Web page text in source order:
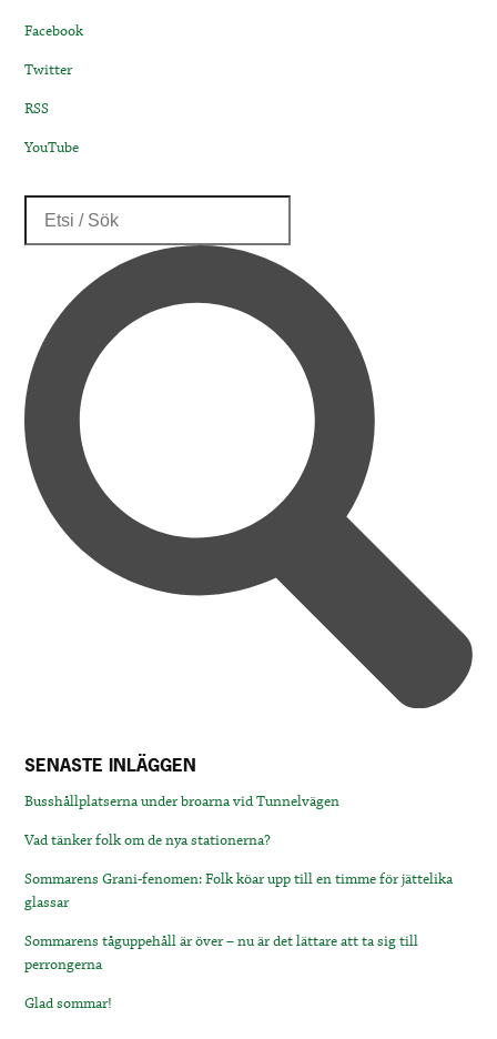
Facebook
Twitter
RSS
YouTube
SENASTE INLÄGGEN
Busshållplatserna under broarna vid Tunnelvägen
Vad tänker folk om de nya stationerna?
Sommarens Grani-fenomen: Folk köar upp till en timme för jättelika
glassar
Sommarens tåguppehåll är över – nu är det lättare att ta sig till
perrongerna
Glad sommar!